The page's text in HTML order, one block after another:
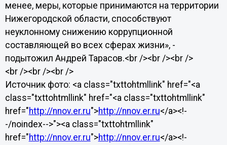
менее, меры, которые принимаются на территории
Нижегородской области, способствуют
неуклонному снижению коррупционной
составляющей во всех сферах жизни», -
подытожил Андрей Тарасов.<br /><br /><br />
<br /><br /><br />
Источник фото: <a class="txttohtmllink" href="<a
class="txttohtmllink" href="<a class="txttohtmllink"
href="http://nnov.er.ru">http://nnov.er.ru</a><!-
-/noindex-->"><a class="txttohtmllink"
href="http://nnov.er.ru">http://nnov.er.ru</a><!-